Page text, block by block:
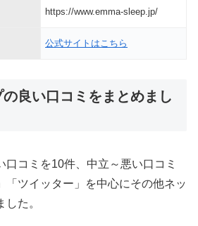
https://www.emma-sleep.jp/
公式サイトはこちら
良い口コミをまとめまし
口コミを10件、中立～悪い口コミ
「ツイッター」を中心にその他ネッ
した。